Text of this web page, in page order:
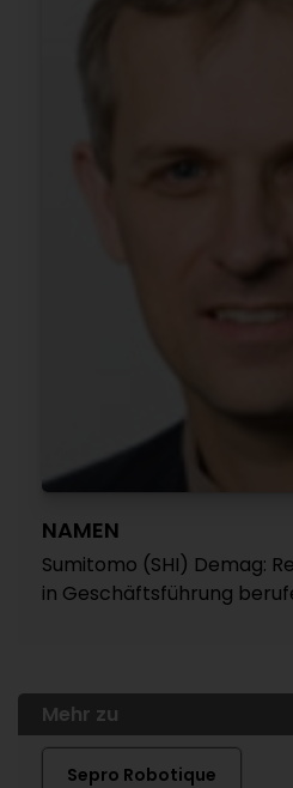
NAMEN
Sumitomo (SHI) Demag:
in Geschäftsführung
Mehr zu
Sepro Robotique